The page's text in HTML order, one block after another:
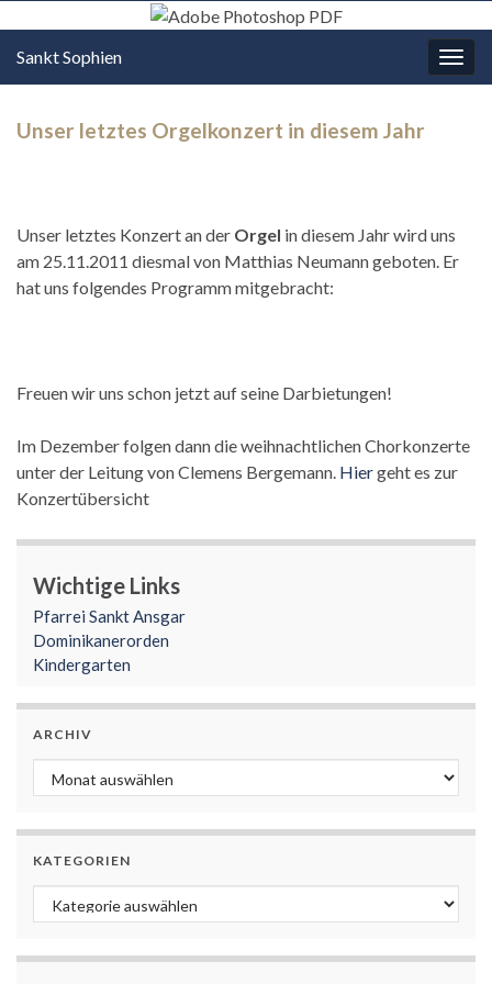
Sankt Sophien
Unser letztes Orgelkonzert in diesem Jahr
Unser letztes Konzert an der Orgel in diesem Jahr wird uns
am 25.11.2011 diesmal von Matthias Neumann geboten. Er
hat uns folgendes Programm mitgebracht:
Freuen wir uns schon jetzt auf seine Darbietungen!
Im Dezember folgen dann die weihnachtlichen Chorkonzerte
unter der Leitung von Clemens Bergemann. Hiergeht es zur
Konzertübersicht
Wichtige Links
Pfarrei Sankt Ansgar
Dominikanerorden
Kindergarten
ARCHIV
Archiv
KATEGORIEN
Kategorien